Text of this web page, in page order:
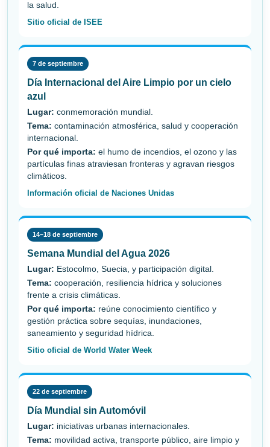
la salud.
Sitio oficial de ISEE
7 de septiembre
Día Internacional del Aire Limpio por un cielo
azul
Lugar: conmemoración mundial.
Tema: contaminación atmosférica, salud y cooperación
internacional.
Por qué importa: el humo de incendios, el ozono y las
partículas finas atraviesan fronteras y agravan riesgos
climáticos.
Información oficial de Naciones Unidas
14–18 de septiembre
Semana Mundial del Agua 2026
Lugar: Estocolmo, Suecia, y participación digital.
Tema: cooperación, resiliencia hídrica y soluciones
frente a crisis climáticas.
Por qué importa: reúne conocimiento científico y
gestión práctica sobre sequías, inundaciones,
saneamiento y seguridad hídrica.
Sitio oficial de World Water Week
22 de septiembre
Día Mundial sin Automóvil
Lugar: iniciativas urbanas internacionales.
Tema: movilidad activa, transporte público, aire limpio y